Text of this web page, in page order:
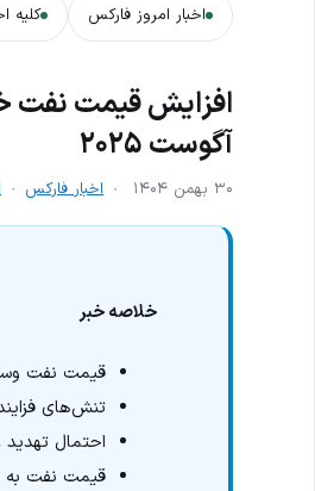
اخبار امروز فارکس کلیه
افزایش قیمت نفت
آگوست ۲۰۲۵
۳۰ بهمن ۱۴۰۴ اخبار فارکس
خلاصه خبر
قیمت نفت وست‌تگزاس
تنش‌های
احتمال تهدید
قیمت نفت به